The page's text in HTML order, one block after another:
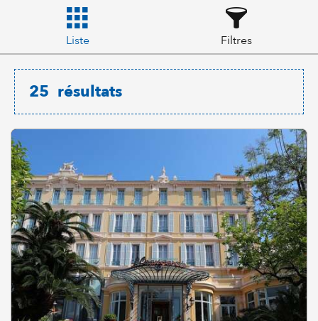
Liste Filtres
25 résultats